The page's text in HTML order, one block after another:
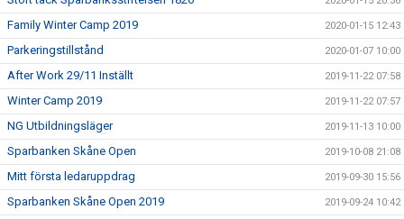
Family Winter Camp 2019 2020-01-15 12:43
Parkeringstillstånd 2020-01-07 10:00
After Work 29/11 Inställt 2019-11-22 07:58
Winter Camp 2019 2019-11-22 07:57
NG Utbildningsläger 2019-11-13 10:00
Sparbanken Skåne Open 2019-10-08 21:08
Mitt första ledaruppdrag 2019-09-30 15:56
Sparbanken Skåne Open 2019 2019-09-24 10:42